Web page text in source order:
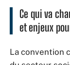
Ce qui va
et enjeux
La convention